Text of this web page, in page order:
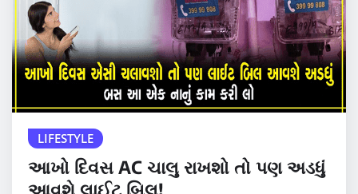
LIFESTYLE
આખો દિવસ AC ચાલુ રાખશો તો પણ અડધું
આવશે લાઈટ બિલ!